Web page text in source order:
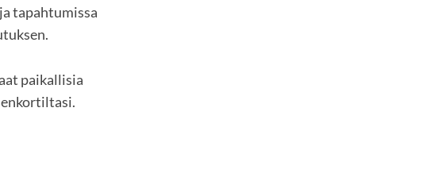
tapahtumissa
paikallisia